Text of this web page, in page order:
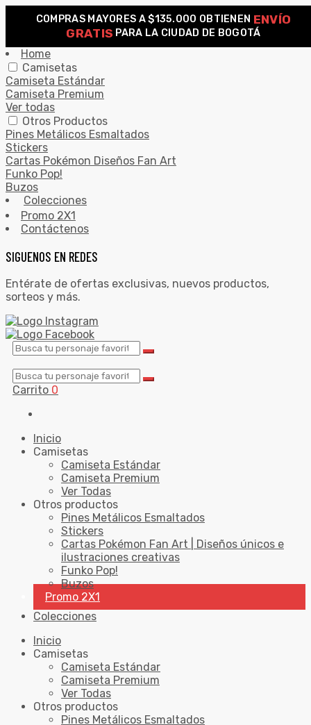
COMPRAS MAYORES A $135.000 OBTIENEN ENVÍO
GRATIS PARA LA CIUDAD DE BOGOTÁ
SEARCH
Home
Camisetas
Camiseta Estándar
Camiseta Premium
Ver todas
Otros Productos
Pines Metálicos Esmaltados
Stickers
Cartas Pokémon Diseños Fan Art
Funko Pop!
Buzos
Colecciones
Promo 2X1
Contáctenos
SIGUENOS EN REDES
Entérate de ofertas exclusivas, nuevos productos,
sorteos y más.
Carrito 0
Inicio
Camisetas
Camiseta Estándar
Camiseta Premium
Ver Todas
Otros productos
Pines Metálicos Esmaltados
Stickers
Cartas Pokémon Fan Art | Diseños únicos e
ilustraciones creativas
Funko Pop!
Buzos
Promo 2X1
Colecciones
Inicio
Camisetas
Camiseta Estándar
Camiseta Premium
Ver Todas
Otros productos
Pines Metálicos Esmaltados